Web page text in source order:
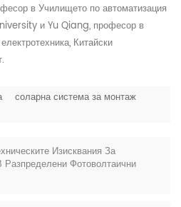
в Училището по автоматизация
и Yu Qiang, професор в
Китайски
соларна система за монтаж
Изисквания За
Фотоволтаични